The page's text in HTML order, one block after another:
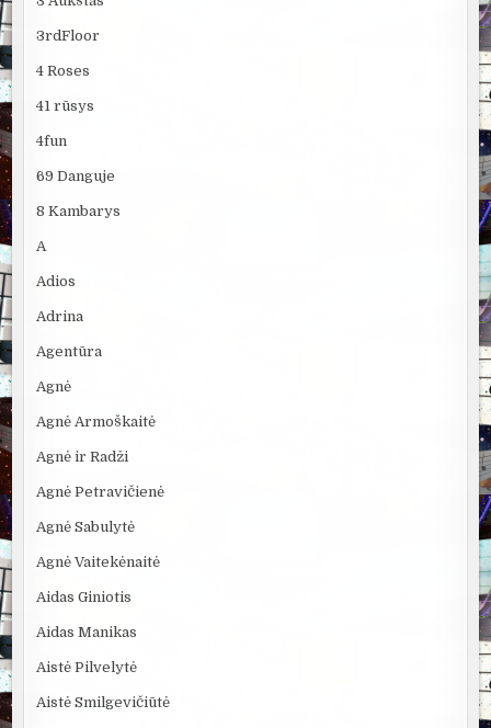
3rdFloor
4 Roses
41 rūsys
4fun
69 Danguje
8 Kambarys
A
Adios
Adrina
Agentūra
Agnė
Agnė Armoškaitė
Agnė ir Radži
Agnė Petravičienė
Agnė Sabulytė
Agnė Vaitekėnaitė
Aidas Giniotis
Aidas Manikas
Aistė Pilvelytė
Aistė Smilgevičiūtė